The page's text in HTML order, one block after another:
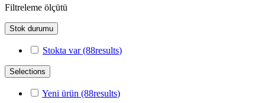
Filtreleme ölçütü
Stok durumu
Stokta var(88results)
Selections
Yeni ürün (88results)